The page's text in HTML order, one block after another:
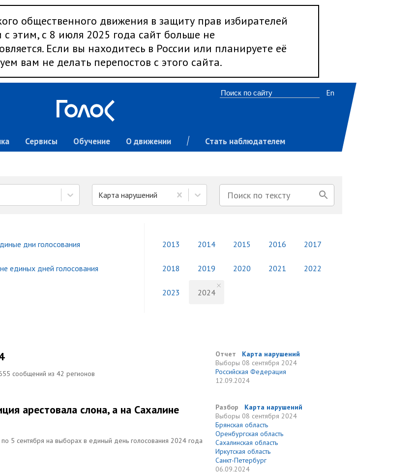
общественного движения в защиту прав избирателей
с этим, с 8 июля 2025 года сайт больше не
Если вы находитесь в России или планируете её
вам не делать перепостов с этого сайта.
Сервисы Обучение О движении Стать наблюдателем
En
Карта нарушений
дни голосования
единых дней голосования
2013 2014 2015 2016 2017
2018 2019 2020 2021 2022
2023 2024
сообщений из 42 регионов
Отчет
Карта нарушений
Выборы 08 сентября 2024
Российская Федерация
12.09.2024
арестовала слона, а на Сахалине
5 сентября на выборах в единый день голосования 2024 года
Разбор
Карта нарушений
Выборы 08 сентября 2024
Брянская область
Оренбургская область
Сахалинская область
Иркутская область
Санкт-Петербург
06.09.2024